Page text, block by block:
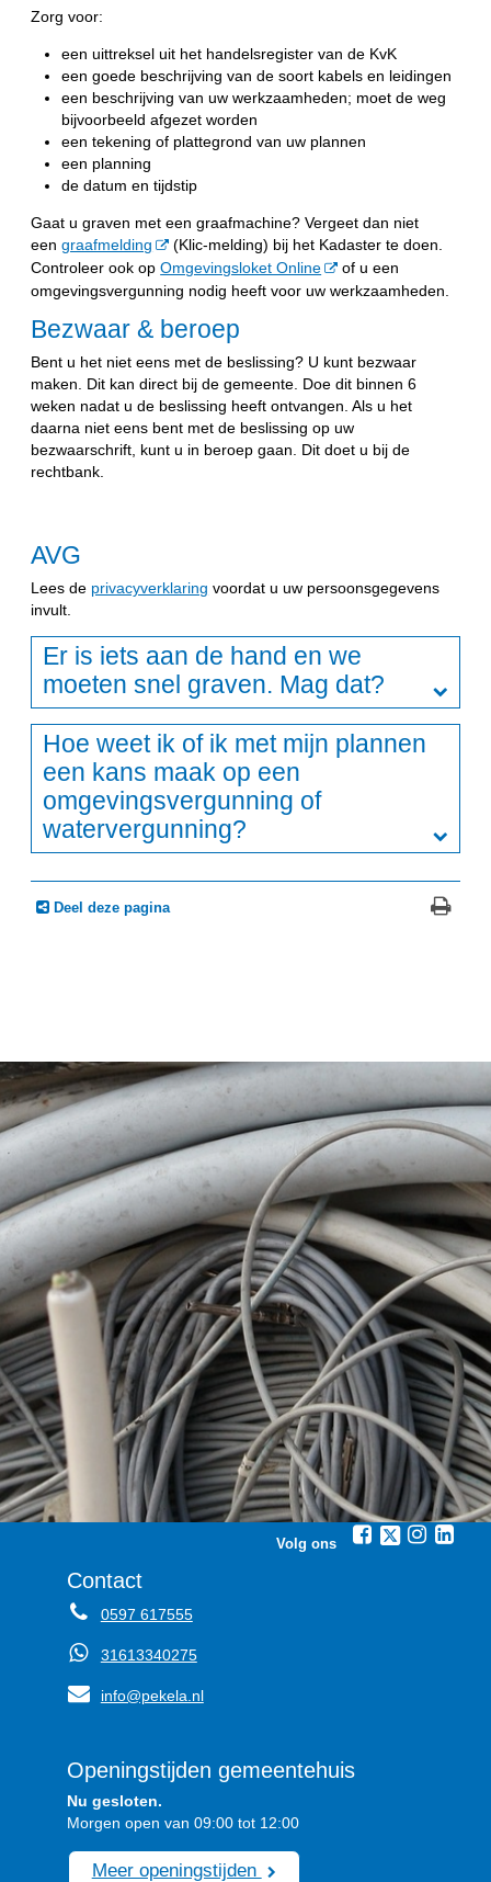
Zorg voor:
een uittreksel uit het handelsregister van de KvK
een goede beschrijving van de soort kabels en leidingen
een beschrijving van uw werkzaamheden; moet de weg
bijvoorbeeld afgezet worden
een tekening of plattegrond van uw plannen
een planning
de datum en tijdstip
Gaat u graven met een graafmachine? Vergeet dan niet
eengraafmelding
(Klic-melding) bij het Kadaster te doen.
Controleer ook opOmgevingsloket Online
of u een
omgevingsvergunning nodig heeft voor uw werkzaamheden.
Bezwaar & beroep
Bent u het niet eens met de beslissing? U kunt bezwaar
maken. Dit kan direct bij de gemeente. Doe dit binnen 6
weken nadat u de beslissing heeft ontvangen. Als u het
daarna niet eens bent met de beslissing op uw
bezwaarschrift, kunt u in beroep gaan. Dit doet u bij de
rechtbank.
AVG
Lees de privacyverklaring voordat u uw persoonsgegevens
invult.
Er is iets aan de hand en we
moeten snel graven. Mag dat?
Hoe weet ik of ik met mijn plannen
een kans maak op een
omgevingsvergunning of
watervergunning?
Deel deze pagina
Volg ons
Contact
0597 617555
31613340275
info@pekela.nl
Openingstijden gemeentehuis
Nu gesloten.
Morgen open van 09:00 tot 12:00
Meer openingstijden